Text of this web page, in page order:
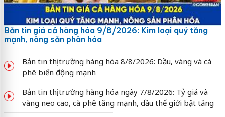
Bản tin giá cả hàng hóa 9/8/2026: Kim loại quý tăng
mạnh, nông sản phân hóa
Bản tin thị trường hàng hóa 8/8/2026: Dầu, vàng và cà
phê biến động mạnh
Bản tin thị trường hàng hóa ngày 7/8/2026: Tỷ giá và
vàng neo cao, cà phê tăng mạnh, dầu thế giới bật tăng